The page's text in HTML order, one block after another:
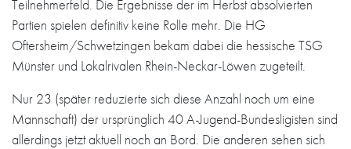
Teilnehmerfeld. Die Ergebnisse der im Herbst absolvierten
Partien spielen definitiv keine Rolle mehr. Die HG
Oftersheim/Schwetzingen bekam dabei die hessische TSG
Münster und Lokalrivalen Rhein-Neckar-Löwen zugeteilt.
Nur 23 (später reduzierte sich diese Anzahl noch um eine
Mannschaft) der ursprünglich 40 A-Jugend-Bundesligisten sind
allerdings jetzt aktuell noch an Bord. Die anderen sehen sich